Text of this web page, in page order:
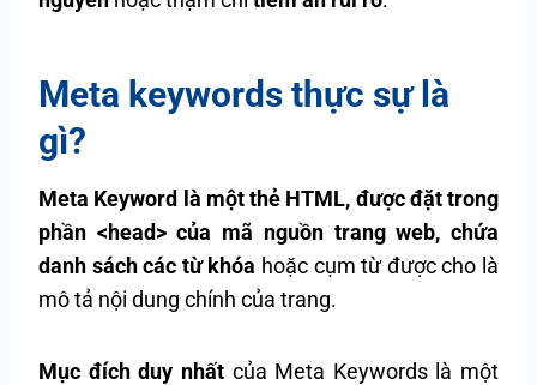
Meta keywords thực sự là
gì?
Meta Keyword là một thẻ HTML, được đặt trong
phần <head> của mã nguồn trang web, chứa
danh sách các từ khóa hoặc cụm từ được cho là
mô tả nội dung chính của trang.
Mục đích duy nhấtcủa Meta Keywords là một